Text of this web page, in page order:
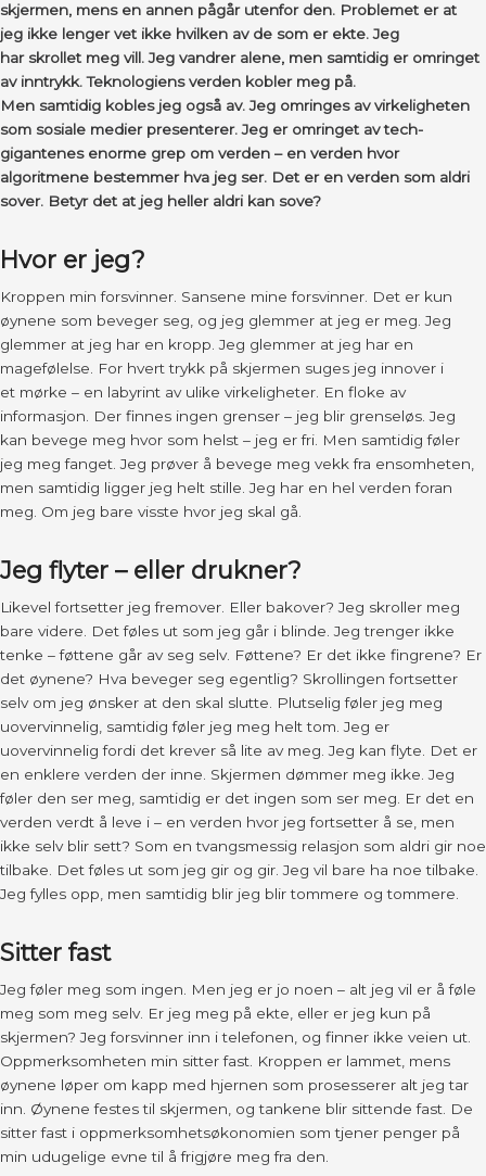
skjermen, mens en annen pågår utenfor den. Problemet er at
jeg ikke lenger vet ikke hvilken av de som er ekte. Jeg
har skrollet meg vill. Jeg vandrer alene, men samtidig er omringet
av inntrykk. Teknologiens verden kobler meg på.
Men samtidig kobles jeg også av. Jeg omringes av virkeligheten
som sosiale medier presenterer. Jeg er omringet av tech-
gigantenes enorme grep om verden – en verden hvor
algoritmene bestemmer hva jeg ser. Det er en verden som aldri
sover. Betyr det at jeg heller aldri kan sove?
Hvor er jeg?
Kroppen min forsvinner. Sansene mine forsvinner. Det er kun
øynene som beveger seg, og jeg glemmer at jeg er meg. Jeg
glemmer at jeg har en kropp. Jeg glemmer at jeg har en
magefølelse. For hvert trykk på skjermen suges jeg innover i
et mørke – en labyrint av ulike virkeligheter. En floke av
informasjon. Der finnes ingen grenser – jeg blir grenseløs. Jeg
kan bevege meg hvor som helst – jeg er fri. Men samtidig føler
jeg meg fanget. Jeg prøver å bevege meg vekk fra ensomheten,
men samtidig ligger jeg helt stille. Jeg har en hel verden foran
meg. Om jeg bare visste hvor jeg skal gå.
Jeg flyter – eller drukner?
Likevel fortsetter jeg fremover. Eller bakover? Jeg skroller meg
bare videre. Det føles ut som jeg går i blinde. Jeg trenger ikke
tenke – føttene går av seg selv. Føttene? Er det ikke fingrene? Er
det øynene? Hva beveger seg egentlig? Skrollingen fortsetter
selv om jeg ønsker at den skal slutte. Plutselig føler jeg meg
uovervinnelig, samtidig føler jeg meg helt tom. Jeg er
uovervinnelig fordi det krever så lite av meg. Jeg kan flyte. Det er
en enklere verden der inne. Skjermen dømmer meg ikke. Jeg
føler den ser meg, samtidig er det ingen som ser meg. Er det en
verden verdt å leve i – en verden hvor jeg fortsetter å se, men
ikke selv blir sett? Som en tvangsmessig relasjon som aldri gir noe
tilbake. Det føles ut som jeg gir og gir. Jeg vil bare ha noe tilbake.
Jeg fylles opp, men samtidig blir jeg blir tommere og tommere.
Sitter fast
Jeg føler meg som ingen. Men jeg er jo noen – alt jeg vil er å føle
meg som meg selv. Er jeg meg på ekte, eller er jeg kun på
skjermen? Jeg forsvinner inn i telefonen, og finner ikke veien ut.
Oppmerksomheten min sitter fast. Kroppen er lammet, mens
øynene løper om kapp med hjernen som prosesserer alt jeg tar
inn. Øynene festes til skjermen, og tankene blir sittende fast. De
sitter fast i oppmerksomhetsøkonomien som tjener penger på
min udugelige evne til å frigjøre meg fra den.